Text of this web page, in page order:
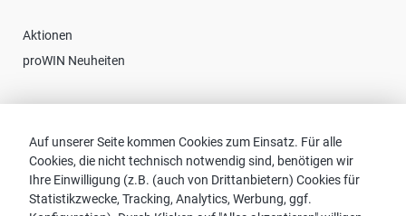
Auf unserer Seite kommen Cookies zum Einsatz. Für alle
Cookies, die nicht technisch notwendig sind, benötigen wir
Ihre Einwilligung (z.B. (auch von Drittanbietern) Cookies für
Statistikzwecke, Tracking, Analytics, Werbung, ggf.
Aktionen
proWIN Neuheiten
Vertriebspartnersuche
Kontakt zu proWIN
Service-FAQ